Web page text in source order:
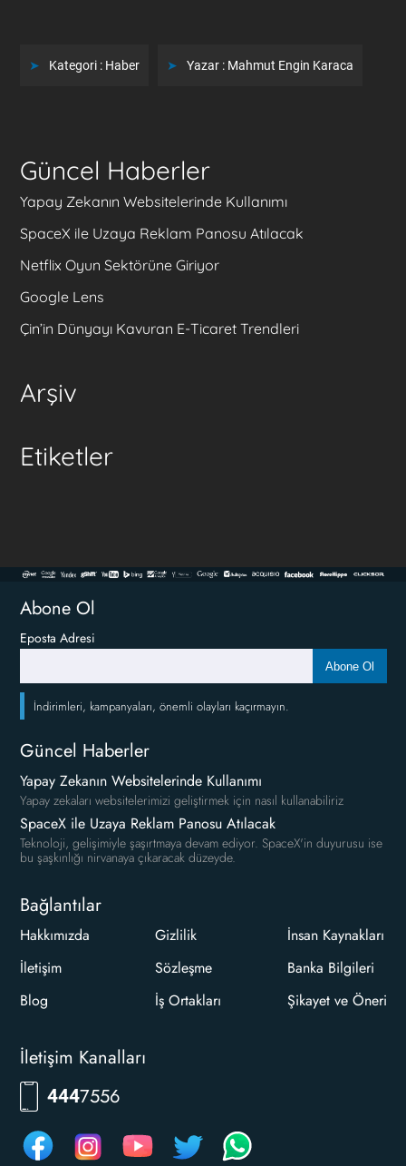
Kategori : Haber Yazar : Mahmut Engin Karaca
Güncel Haberler
Yapay Zekanın Websitelerinde Kullanımı
SpaceX ile Uzaya Reklam Panosu Atılacak
Netflix Oyun Sektörüne Giriyor
Google Lens
Çin’in Dünyayı Kavuran E-Ticaret Trendleri
Arşiv
Etiketler
Abone Ol
Eposta Adresi
Abone Ol
İndirimleri, kampanyaları, önemli olayları kaçırmayın.
Güncel Haberler
Yapay Zekanın Websitelerinde Kullanımı
Yapay zekaları websitelerimizi geliştirmek için nasıl kullanabiliriz
SpaceX ile Uzaya Reklam Panosu Atılacak
Teknoloji, gelişimiyle şaşırtmaya devam ediyor. SpaceX'in duyurusu ise
bu şaşkınlığı nirvanaya çıkaracak düzeyde.
Bağlantılar
Hakkımızda
İletişim
Blog
Gizlilik
Sözleşme
İş Ortakları
İnsan Kaynakları
Banka Bilgileri
Şikayet ve Öneri
İletişim Kanalları
4447556